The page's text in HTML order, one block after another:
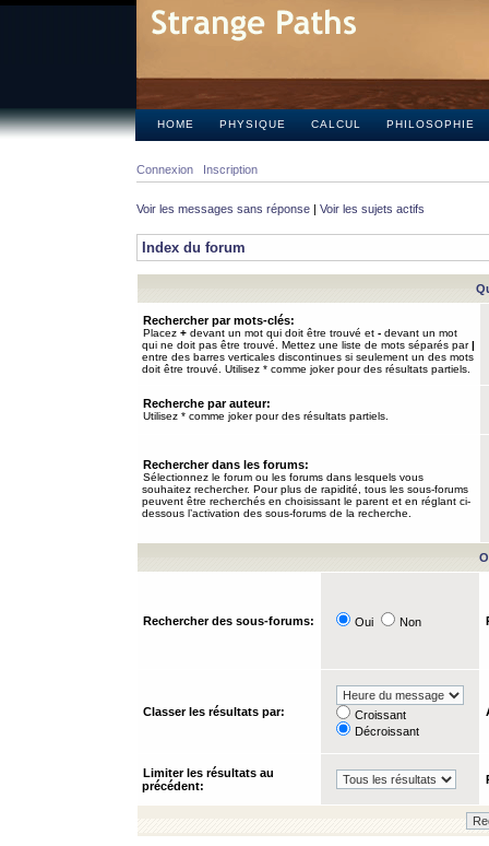
HOME PHYSIQUE CALCUL PHILOSOPHIE
Connexion Inscription
Voir les messages sans réponse | Voir les sujets actifs
Index du forum
Rechercher par mots-clés:
Placez + devant un mot qui doit être trouvé et - devant un mot
qui ne doit pas être trouvé. Mettez une liste de mots séparés par|
entre des barres verticales discontinues si seulement un des mots
doit être trouvé. Utilisez * comme joker pour des résultats partiels.
Recherche par auteur:
Utilisez * comme joker pour des résultats partiels.
Rechercher dans les forums:
Sélectionnez le forum ou les forums dans lesquels vous
souhaitez rechercher. Pour plus de rapidité, tous les sous-forums
peuvent être recherchés en choisissant le parent et en réglant ci-
dessous l’activation des sous-forums de la recherche.
Rechercher des sous-forums: Oui Non
Classer les résultats par:
Croissant
Décroissant
Limiter les résultats au
précédent: